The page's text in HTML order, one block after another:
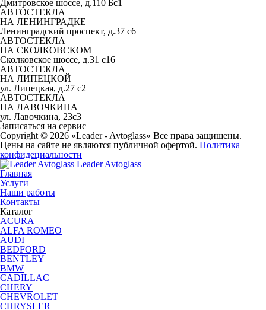
Дмитровское шоссе, д.110 Бс1
АВТОСТЕКЛА
НА ЛЕНИНГРАДКЕ
Ленинградский проспект, д.37 c6
АВТОСТЕКЛА
НА СКОЛКОВСКОМ
Сколковское шоссе, д.31 с16
АВТОСТЕКЛА
НА ЛИПЕЦКОЙ
ул. Липецкая, д.27 с2
АВТОСТЕКЛА
НА ЛАВОЧКИНА
ул. Лавочкина, 23с3
Записаться на сервис
Copyright © 2026 «Leader - Avtoglass» Все права защищены.
Цены на сайте не являются публичной офертой. Политика
конфидециальности
Leader Avtoglass
Главная
Услуги
Наши работы
Контакты
Каталог
ACURA
ALFA ROMEO
AUDI
BEDFORD
BENTLEY
BMW
CADILLAC
CHERY
CHEVROLET
CHRYSLER